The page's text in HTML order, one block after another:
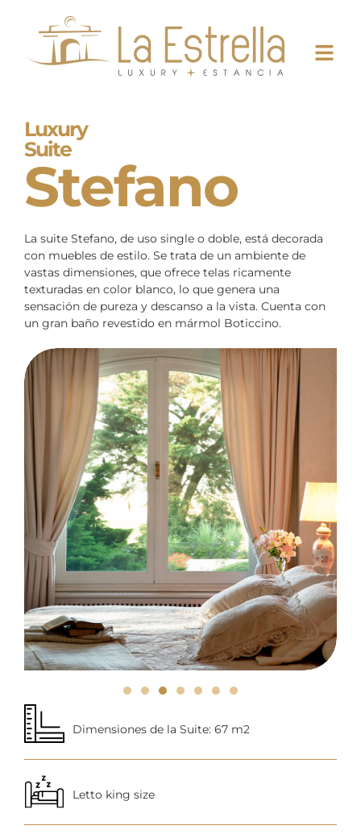
Luxury
Suite
Stefano
La suite Stefano, de uso single o doble, está decorada
con muebles de estilo. Se trata de un ambiente de
vastas dimensiones, que ofrece telas ricamente
texturadas en color blanco, lo que genera una
sensación de pureza y descanso a la vista. Cuenta con
un gran baño revestido en mármol Boticcino.
Dimensiones de la Suite: 67 m2
Letto king size